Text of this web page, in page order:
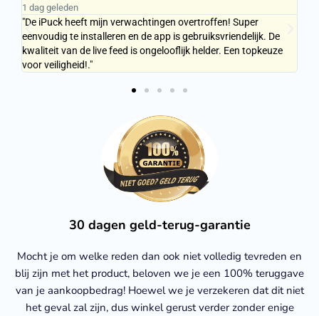
1 dag geleden
"De iPuck heeft mijn verwachtingen overtroffen! Super
eenvoudig te installeren en de app is gebruiksvriendelijk. De
kwaliteit van de live feed is ongelooflijk helder. Een topkeuze
voor veiligheid!."
30 dagen geld-terug-garantie
Mocht je om welke reden dan ook niet volledig tevreden en
blij zijn met het product, beloven we je een 100% teruggave
van je aankoopbedrag! Hoewel we je verzekeren dat dit niet
het geval zal zijn, dus winkel gerust verder zonder enige